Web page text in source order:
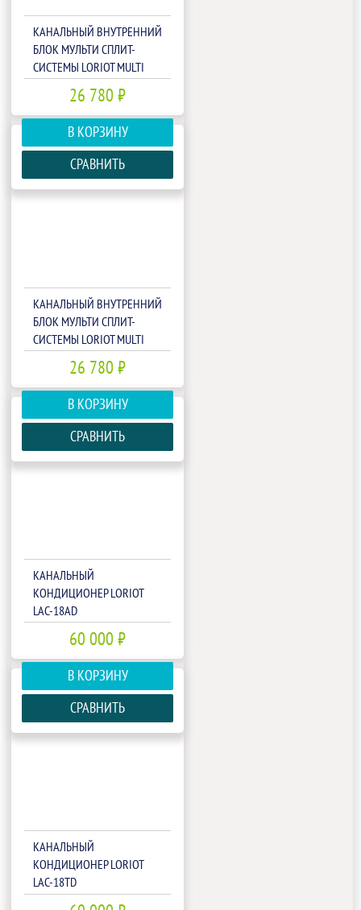
КАНАЛЬНЫЙ ВНУТРЕННИЙ
БЛОК МУЛЬТИ СПЛИТ-
СИСТЕМЫ LORIOT MULTI
MATCH LAC-12ADIM
26 780 ₽
В КОРЗИНУ
СРАВНИТЬ
КАНАЛЬНЫЙ ВНУТРЕННИЙ
БЛОК МУЛЬТИ СПЛИТ-
СИСТЕМЫ LORIOT MULTI
MATCH LAC-18ADIM
26 780 ₽
В КОРЗИНУ
СРАВНИТЬ
КАНАЛЬНЫЙ
КОНДИЦИОНЕР LORIOT
LAC-18AD
60 000 ₽
В КОРЗИНУ
СРАВНИТЬ
КАНАЛЬНЫЙ
КОНДИЦИОНЕР LORIOT
LAC-18TD